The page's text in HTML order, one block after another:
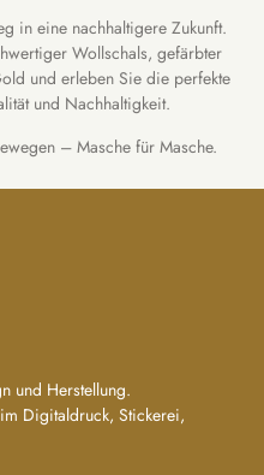
in eine nachhaltigere Zukunft.
Wollschals, gefärbter
und erleben Sie die perfekte
und Nachhaltigkeit.
– Masche für Masche.
und Herstellung.
Digitaldruck, Stickerei,